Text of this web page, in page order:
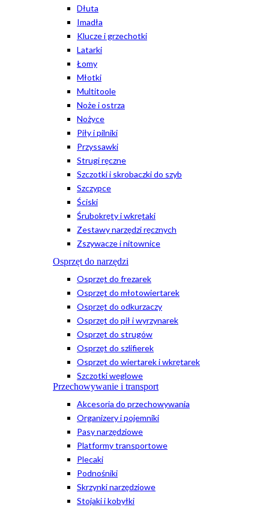
Dłuta
Imadła
Klucze i grzechotki
Latarki
Łomy
Młotki
Multitoole
Noże i ostrza
Nożyce
Piły i pilniki
Przyssawki
Strugi ręczne
Szczotki i skrobaczki do szyb
Szczypce
Ściski
Śrubokręty i wkrętaki
Zestawy narzędzi ręcznych
Zszywacze i nitownice
Osprzęt do narzędzi
Osprzęt do frezarek
Osprzęt do młotowiertarek
Osprzęt do odkurzaczy
Osprzęt do pił i wyrzynarek
Osprzęt do strugów
Osprzęt do szlifierek
Osprzęt do wiertarek i wkrętarek
Szczotki węglowe
Przechowywanie i transport
Akcesoria do przechowywania
Organizery i pojemniki
Pasy narzędziowe
Platformy transportowe
Plecaki
Podnośniki
Skrzynki narzędziowe
Stojaki i kobyłki